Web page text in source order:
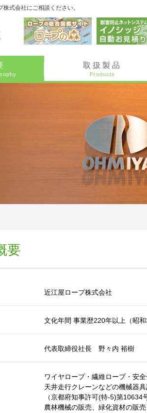
式会社にご相談ください。
取扱製品
Products
要
近江屋ロープ株式会社
文化年間 事業歴220年以上（昭和
代表取締役社長 野々内 裕樹
ワイヤロープ・繊維ロープ・安
天井走行クレーンなどの機械器
（京都府知事許可(特-5)第10634
農林機械の販売、緑化資材の販